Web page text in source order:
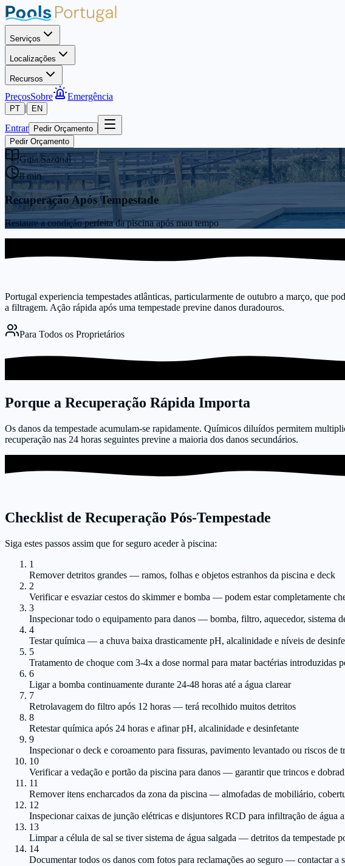
Serviços
Localizações
Recursos
PreçosSobre Emergência
PT | EN
Entrar
Pedir Orçamento
Pedir Orçamento
Guia Sazonal
8 min
Recuperação Após Tempestade
Restaure a condição perfeita da piscina após mau tempo
Portugal experiencia tempestades atlânticas, particularmente de outubro a março, que
a filtragem. Ação rápida após uma tempestade previne danos duradouros.
Para Todos os Proprietários
Porque a Recuperação Rápida Importa
Os danos da tempestade acumulam-se rapidamente. Químicos diluídos permitem
recuperação nas 24 horas seguintes previne a maioria dos danos secundários.
Checklist de Recuperação Pós-Tempestade
Siga estes passos assim que for seguro aceder à piscina:
1
Remover detritos grandes — ramos, folhas e objetos estranhos da piscina e deck
2
Verificar e esvaziar cestos do skimmer e bomba — podem estar completamente
3
Inspecionar todo o equipamento para danos — bomba, filtro, aquecedor, sistema
4
Testar química — a chuva baixa drasticamente pH, alcalinidade e níveis de
5
Tratamento de choque com 3-4x a dose normal para matar bactérias introduzidas
6
Ligar a bomba continuamente durante 24-48 horas até a água clarear
7
Retrolavagem do filtro após 12 horas — terá recolhido muitos detritos
8
Retestar química após 24 horas e afinar pH, alcalinidade e desinfetante
9
Inspecionar o deck e coroamento para fissuras, pavimento levantado ou riscos de
10
Verificar a vedação e portão da piscina para danos — garantir que trincos e
11
Remover itens encharcados da zona da piscina — almofadas de mobiliário,
12
Inspecionar caixas de junção elétricas e disjuntores RCD para infiltração de água
13
Limpar a célula de sal se tiver sistema de água salgada — detritos da tempestade
14
Documentar todos os danos com fotos para reclamações ao seguro — contactar a